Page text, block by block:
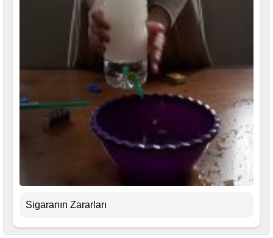
Sigaranın Zararları